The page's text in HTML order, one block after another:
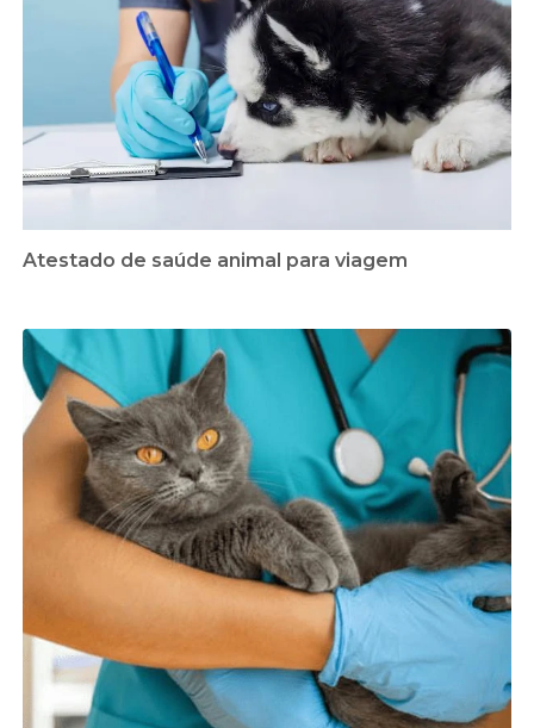
Atestado de saúde animal para viagem